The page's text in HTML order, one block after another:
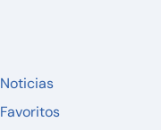
Noticias
Favoritos